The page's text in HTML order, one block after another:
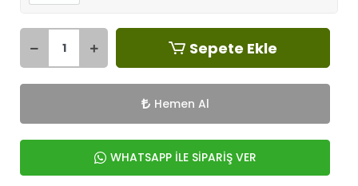
Sepete Ekle
Hemen Al
WHATSAPP İLE SİPARİŞ VER